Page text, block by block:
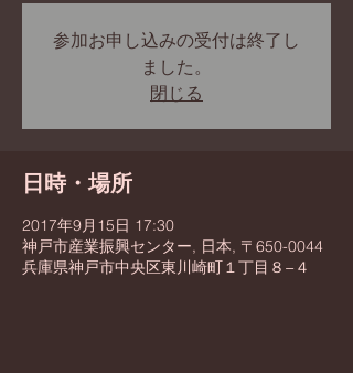
参加お申し込みの受付は終了し
ました。
閉じる
日時・場所
2017年9月15日 17:30
神戸市産業振興センター, 日本, 〒650-0044
兵庫県神戸市中央区東川崎町１丁目８−４